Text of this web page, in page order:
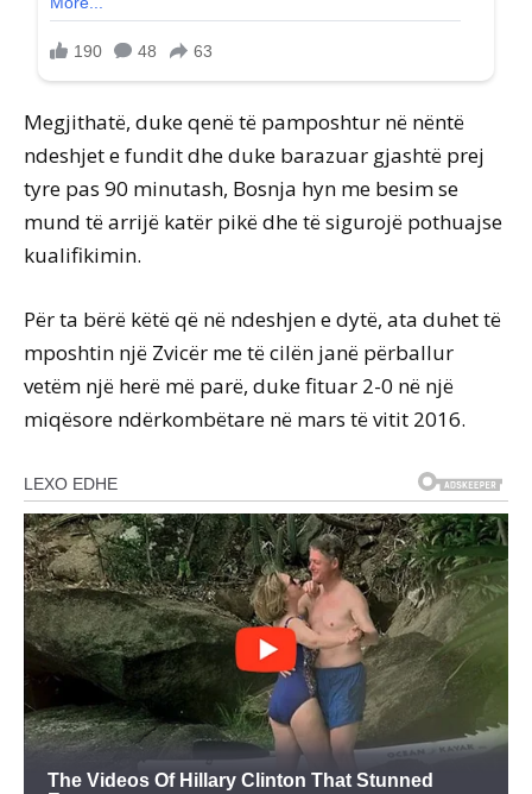
Megjithatë, duke qenë të pamposhtur në nëntë
ndeshjet e fundit dhe duke barazuar gjashtë prej
tyre pas 90 minutash, Bosnja hyn me besim se
mund të arrijë katër pikë dhe të sigurojë pothuajse
kualifikimin.
Për ta bërë këtë që në ndeshjen e dytë, ata duhet të
mposhtin një Zvicër me të cilën janë përballur
vetëm një herë më parë, duke fituar 2-0 në një
miqësore ndërkombëtare në mars të vitit 2016.